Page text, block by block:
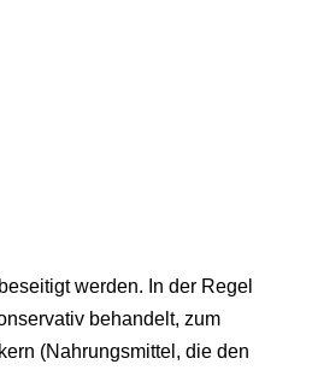
werden. In der Regel
behandelt, zum
(Nahrungsmittel, die den